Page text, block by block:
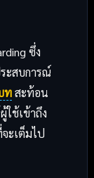
ซึ่ง
ะสบการณ์
ทสะท้อน
ใช้เข้าถึง
ะเต็มไป